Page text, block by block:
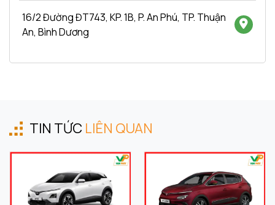
16/2 Đường ĐT743, KP. 1B, P. An Phú, TP. Thuận
An, Bình Dương
TIN TỨC LIÊN QUAN